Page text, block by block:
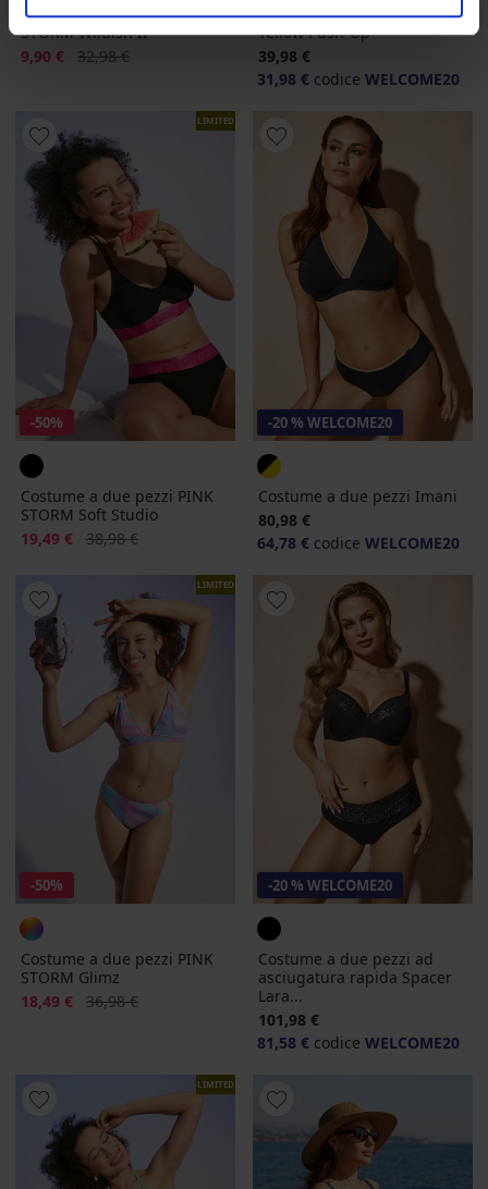
Costume a due pezzi PINK
STORM Wildish II
Sconto
9,90 € Prezzo originale
32,98 €
Costume a due pezzi Dalji
Yellow Push-Up
39,98 €
31,98 € codice WELCOME20
LIMITED
-50%
Costume a due pezzi PINK
STORM Soft Studio
Sconto
19,49 € Prezzo originale
38,98 €
-20 % WELCOME20
Costume a due pezzi Imani
80,98 €
64,78 € codice WELCOME20
LIMITED
-50%
Costume a due pezzi PINK
STORM Glimz
Sconto
18,49 € Prezzo originale
36,98 €
-20 % WELCOME20
Costume a due pezzi ad
asciugatura rapida Spacer
Lara...
101,98 €
81,58 € codice WELCOME20
LIMITED